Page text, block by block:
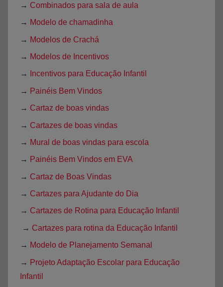
→ Combinados para sala de aula
→ Modelo de chamadinha
→ Modelos de Crachá
→ Modelos de Incentivos
→ Incentivos para Educação Infantil
→ Painéis Bem Vindos
→ Cartaz de boas vindas
→ Cartazes de boas vindas
→ Mural de boas vindas para escola
→ Painéis Bem Vindos em EVA
→ Cartaz de Boas Vindas
→ Cartazes para Ajudante do Dia
→ Cartazes de Rotina para Educação Infantil
→ Cartazes para rotina da Educação Infantil
→ Modelo de Planejamento Semanal
→ Projeto Adaptação Escolar para Educação
Infantil